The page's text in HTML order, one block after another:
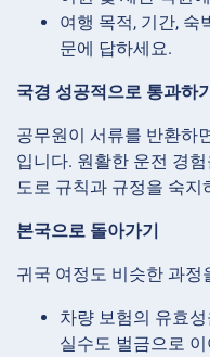
여행 목적, 기간, 숙
문에 답하세요.
국경 성공적으로 통과하
공무원이 서류를 반환하
입니다. 원활한 운전 경
도로 규칙과 규정을 숙지
본국으로 돌아가기
귀국 여정도 비슷한 과정
차량 보험의 유효
실수도 벌금으로